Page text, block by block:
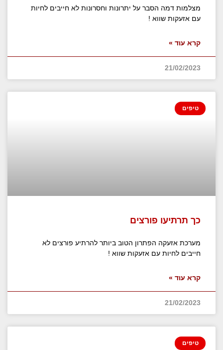
מצלמות דמה הסבר על יתרונות וחסרונות לא חייבים לחיות
עם אזעקות שווא !
קרא עוד »
21/02/2023
טיפים
כך תרתיעו פורצים
מערכת אזעקה הפתרון הטוב ביותר להרתיע פורצים לא
חייבים לחיות עם אזעקות שווא !
קרא עוד »
21/02/2023
טיפים